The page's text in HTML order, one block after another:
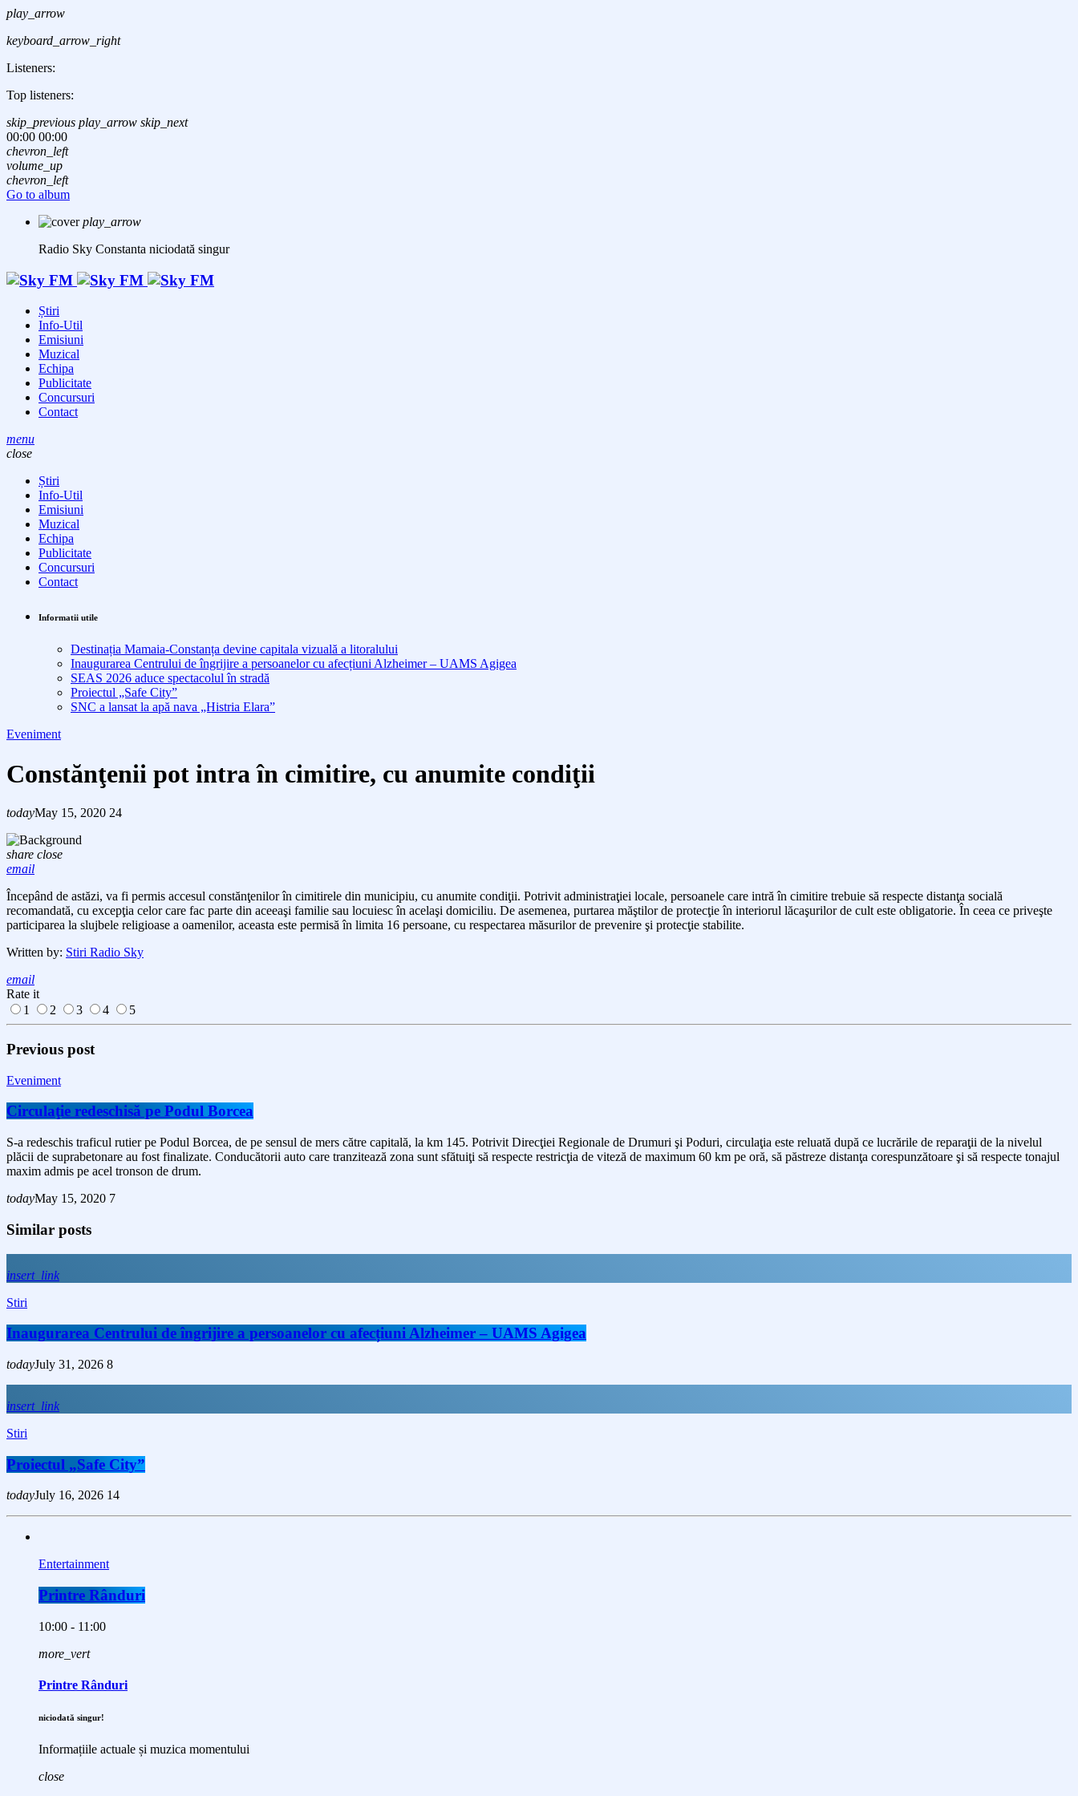
play_arrow
keyboard_arrow_right
Listeners:
Top listeners:
skip_previous play_arrow skip_next
00:00 00:00
chevron_left
volume_up
chevron_left
Go to album
play_arrow
Radio Sky Constanta niciodată singur
Știri
Info-Util
Emisiuni
Muzical
Echipa
Publicitate
Concursuri
Contact
menu
close
Știri
Info-Util
Emisiuni
Muzical
Echipa
Publicitate
Concursuri
Contact
Informatii utile
Destinația Mamaia-Constanța devine capitala vizuală a litoralului
Inaugurarea Centrului de îngrijire a persoanelor cu afecțiuni Alzheimer – UAMS Agigea
SEAS 2026 aduce spectacolul în stradă
Proiectul „Safe City”
SNC a lansat la apă nava „Histria Elara”
Eveniment
Constănţenii pot intra în cimitire, cu anumite condiţii
todayMay 15, 2020 24
share close
email
Începând de astăzi, va fi permis accesul constănţenilor în cimitirele din municipiu, cu anumite condiţii. Potrivit administraţiei locale, persoanele care intră în cimitire trebuie să respecte distanţa socială
recomandată, cu excepţia celor care fac parte din aceeaşi familie sau locuiesc în acelaşi domiciliu. De asemenea, purtarea măştilor de protecţie în interiorul lăcaşurilor de cult este obligatorie. În ceea ce priveşte
participarea la slujbele religioase a oamenilor, aceasta este permisă în limita 16 persoane, cu respectarea măsurilor de prevenire şi protecţie stabilite.
Written by: Stiri Radio Sky
email
Rate it
1
2 3 4 5
Previous post
Eveniment
Circulaţie redeschisă pe Podul Borcea
S-a redeschis traficul rutier pe Podul Borcea, de pe sensul de mers către capitală, la km 145. Potrivit Direcţiei Regionale de Drumuri şi Poduri, circulaţia este reluată după ce lucrările de reparaţii de la nivelul
plăcii de suprabetonare au fost finalizate. Conducătorii auto care tranzitează zona sunt sfătuiţi să respecte restricţia de viteză de maximum 60 km pe oră, să păstreze distanţa corespunzătoare şi să respecte tonajul
maxim admis pe acel tronson de drum.
todayMay 15, 2020 7
Similar posts
insert_link
Stiri
Inaugurarea Centrului de îngrijire a persoanelor cu afecțiuni Alzheimer – UAMS Agigea
todayJuly 31, 2026 8
insert_link
Stiri
Proiectul „Safe City”
todayJuly 16, 2026 14
Entertainment
Printre Rânduri
10:00 - 11:00
more_vert
Printre Rânduri
niciodată singur!
Informațiile actuale și muzica momentului
close